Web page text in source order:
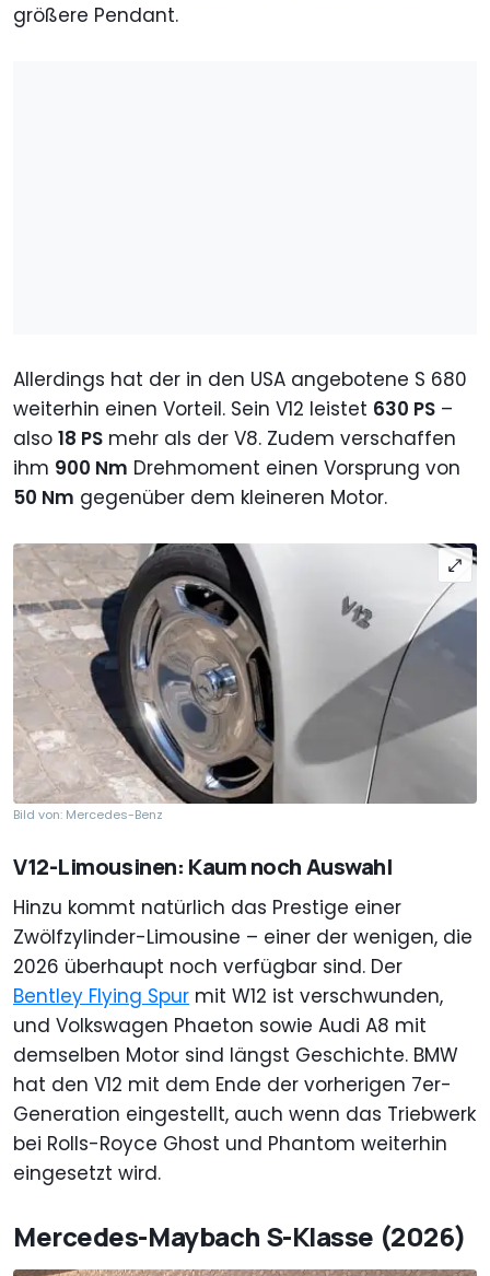
größere Pendant.
Allerdings hat der in den USA angebotene S 680
weiterhin einen Vorteil. Sein V12 leistet 630 PS –
also 18 PS mehr als der V8. Zudem verschaffen
ihm 900 Nm Drehmoment einen Vorsprung von
50 Nm gegenüber dem kleineren Motor.
Bild von: Mercedes-Benz
V12-Limousinen: Kaum noch Auswahl
Hinzu kommt natürlich das Prestige einer
Zwölfzylinder-Limousine – einer der wenigen, die
2026 überhaupt noch verfügbar sind. Der
Bentley Flying Spur mit W12 ist verschwunden,
und Volkswagen Phaeton sowie Audi A8 mit
demselben Motor sind längst Geschichte. BMW
hat den V12 mit dem Ende der vorherigen 7er-
Generation eingestellt, auch wenn das Triebwerk
bei Rolls-Royce Ghost und Phantom weiterhin
eingesetzt wird.
Mercedes-Maybach S-Klasse (2026)